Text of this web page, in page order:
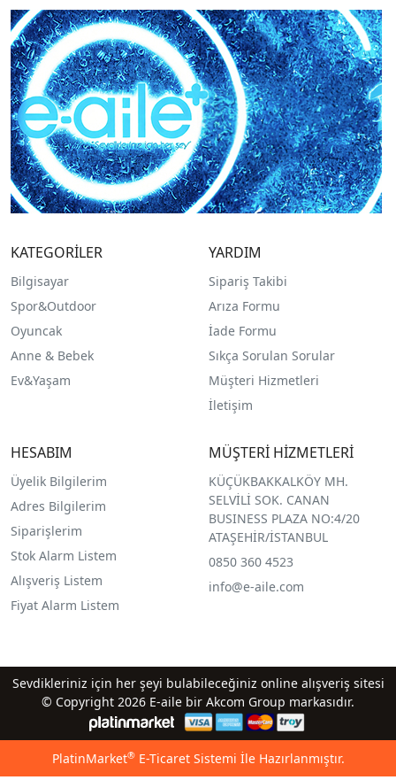
KATEGORİLER
Bilgisayar
Spor&Outdoor
Oyuncak
Anne & Bebek
Ev&Yaşam
YARDIM
Sipariş Takibi
Arıza Formu
İade Formu
Sıkça Sorulan Sorular
Müşteri Hizmetleri
İletişim
HESABIM
Üyelik Bilgilerim
Adres Bilgilerim
Siparişlerim
Stok Alarm Listem
Alışveriş Listem
Fiyat Alarm Listem
MÜŞTERİ HİZMETLERİ
KÜÇÜKBAKKALKÖY MH.
SELVİLİ SOK. CANAN
BUSINESS PLAZA NO:4/20
ATAŞEHİR/İSTANBUL
0850 360 4523
info@e-aile.com
Sevdikleriniz için her şeyi bulabileceğiniz online alışveriş sitesi
© Copyright 2026 E-aile bir Akcom Group markasıdır.
PlatinMarket®E-Ticaret Sistemi İle Hazırlanmıştır.